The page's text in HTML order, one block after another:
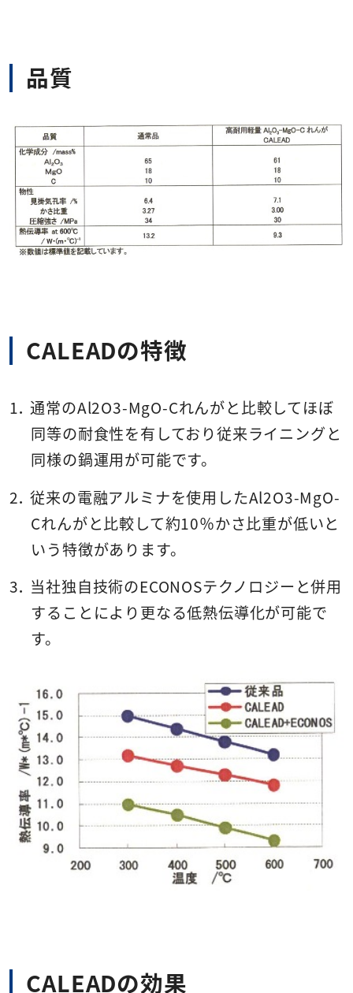
品質
CALEADの特徴
通常のAl2O3-MgO-Cれんがと比較してほぼ
同等の耐食性を有しており従来ライニングと
同様の鍋運用が可能です。
従来の電融アルミナを使用したAl2O3-MgO-
Cれんがと比較して約10％かさ比重が低いと
いう特徴があります。
当社独自技術のECONOSテクノロジーと併用
することにより更なる低熱伝導化が可能で
す。
CALEADの効果